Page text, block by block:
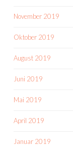
November 2019
Oktober 2019
August 2019
Juni 2019
Mai 2019
April 2019
Januar 2019